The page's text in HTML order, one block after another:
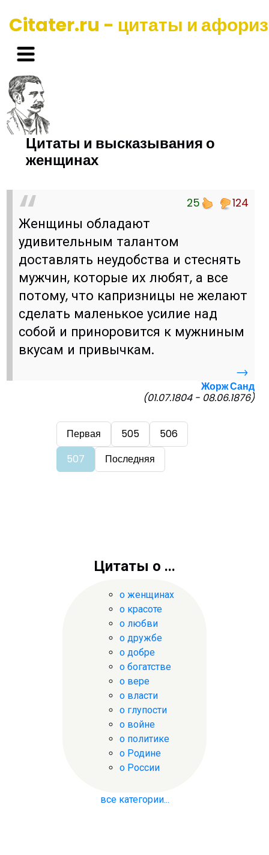
Citater.ru - цитаты и
Цитаты и высказывания о
женщинах
25 124
Женщины обладают
удивительным талантом
доставлять неудобства и стеснять
мужчин, которые их любят, а все
потому, что капризницы не желают
сделать маленькое усилие над
собой и приноровится к мужниным
вкусам и привычкам.
→
Жорж Санд
(01.07.1804 - 08.06.1876)
Первая 505
506
507
Последняя
Цитаты о ...
о женщинах
о красоте
о любви
о дружбе
о добре
о богатстве
о вере
о власти
о глупости
о войне
о политике
о Родине
о России
все категории...